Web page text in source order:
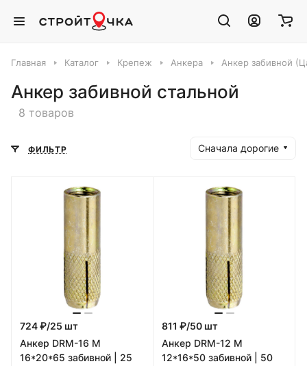
Главная Каталог Крепеж Анкера Анкер забивной
Анкер забивной стальной
8 товаров
ФИЛЬТР Сначала дорогие
724 ₽/25 шт
Анкер DRM-16 М
16*20*65 забивной | 25
811 ₽/50 шт
Анкер DRM-12 М
12*16*50 забивной | 50